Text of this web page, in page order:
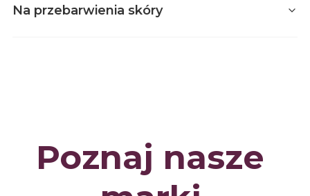
Nacomi Next Lvl -
Serum do twarzy -
Granactive Retinoid
Pro+ 2% - 30ml
Producent Nacomi Next Level
Nacomi Next Level
Na przebarwienia skóry
Producent Nacomi Next Level
Nacomi Next Level
Poznaj nasze